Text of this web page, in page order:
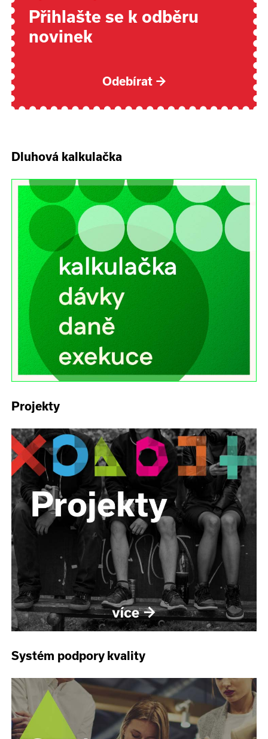
Přihlašte se k odběru
novinek
Odebírat →
Dluhová kalkulačka
Projekty
Systém podpory kvality